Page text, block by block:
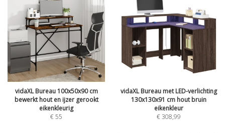
vidaXL Bureau 100x50x90 cm
bewerkt hout en ijzer gerookt
eikenkleurig
€55
vidaXL Bureau met LED-verlichting
130x130x91 cm hout bruin
eikenkleur
€308,99